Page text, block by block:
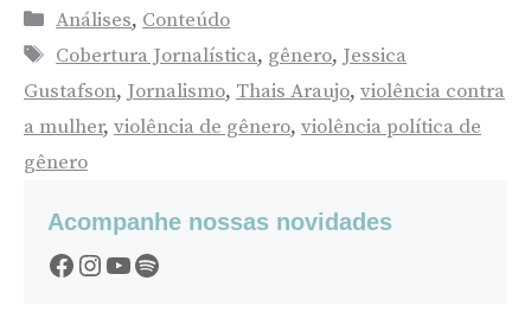
Categorias
Análises, Conteúdo
Tags
Cobertura Jornalística, gênero, Jessica
Gustafson, Jornalismo, Thais Araujo, violência contra
a mulher, violência de gênero, violência política de
gênero
Acompanhe nossas novidades
Facebook
Instagram
YouTube
Spotify